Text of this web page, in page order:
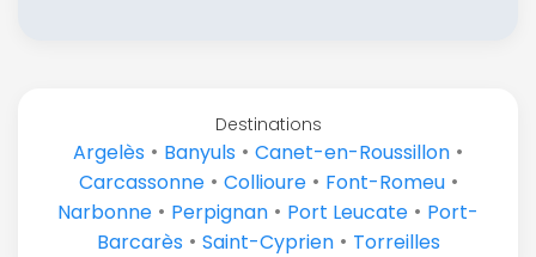
Destinations
Argelès • Banyuls • Canet-en-Roussillon •
Carcassonne• Collioure• Font-Romeu•
Narbonne • Perpignan • Port Leucate • Port-
Barcarès • Saint-Cyprien• Torreilles